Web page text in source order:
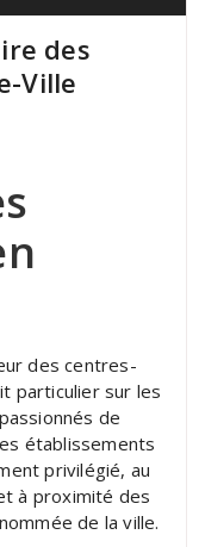
des
Ville
des centres-
particulier sur les
de
établissements
privilégié, au
à proximité des
de la ville.